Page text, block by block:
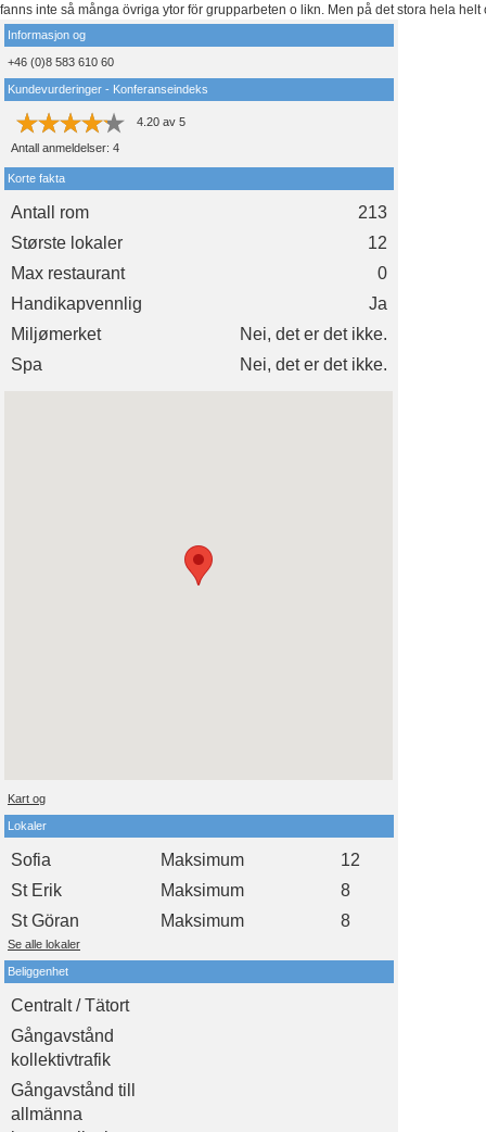
fanns inte så många övriga ytor för grupparbeten o likn. Men på det stora hela helt
Informasjon og
+46 (0)8 583 610 60
Kundevurderinger - Konferanseindeks
4.20 av 5
Antall anmeldelser: 4
Korte fakta
Antall rom
213
Største lokaler
12
Max restaurant
0
Handikapvennlig
Ja
Miljømerket
Nei, det er det ikke.
Spa
Nei, det er det ikke.
Kart og
Lokaler
Sofia Maksimum
12
St Erik
Maksimum
8
St Göran
Maksimum 8
Se alle lokaler
Beliggenhet
Centralt / Tätort
Gångavstånd
kollektivtrafik
Gångavstånd till
allmänna